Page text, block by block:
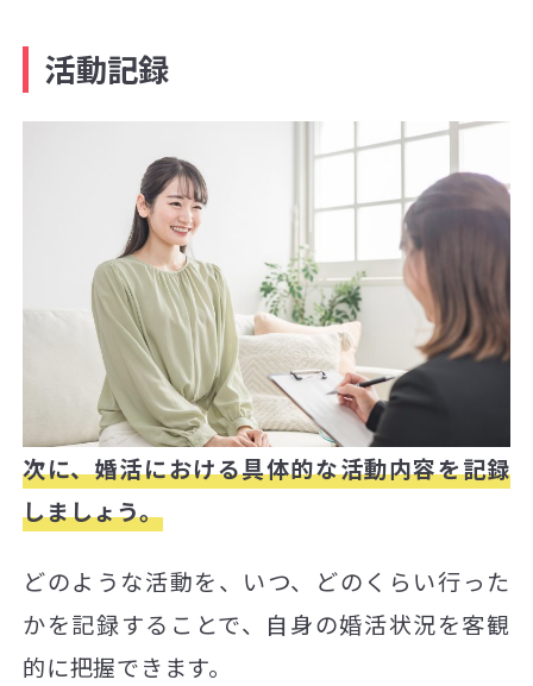
活動記録
次に、婚活における具体的な活動内容を記録
しましょう。
どのような活動を、いつ、どのくらい行った
かを記録することで、自身の婚活状況を客観
的に把握できます。